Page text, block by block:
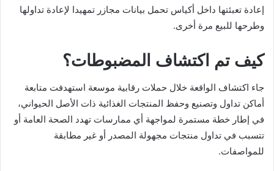
إعادة تعبئتها داخل أكياس تحمل بيانات مجازر تمهيدا لإعادة تداولها
وطرحها للبيع مرة أخرى.
كيف تم اكتشاف المضبوطات؟
جاء اكتشاف الواقعة خلال حملات رقابية موسعة استهدفت متابعة
أماكن تداول وتصنيع وحفظ المنتجات الغذائية ذات الأصل الحيواني،
في إطار خطة مستمرة لمواجهة أي ممارسات تهدد الصحة العامة أو
تتسبب في تداول منتجات مجهولة المصدر أو غير مطابقة
للمواصفات.